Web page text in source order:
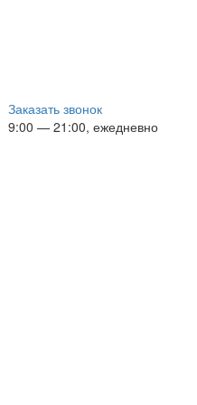
Заказать звонок
9:00 — 21:00, ежедневно